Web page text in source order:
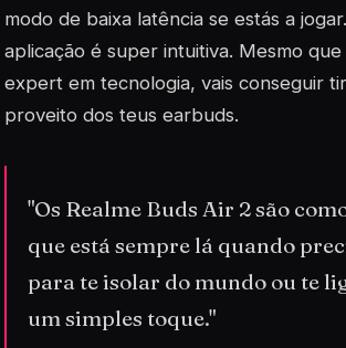
modo de baixa latência se estás a
aplicação é super intuitiva. Mesmo que
expert em tecnologia, vais conseguir
proveito dos teus earbuds.
"Os Realme Buds Air 2 são
que está sempre lá quando
para te isolar do mundo ou te
um simples toque."